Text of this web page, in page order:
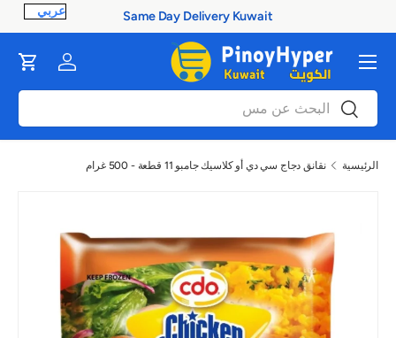
Same Day Delivery Kuwait
بحث بحث
Log in
Cart القائمة
الرئيسية نقانق دجاج سي دي أو كلاسيك جامبو 11 قطعة - 500 غرام